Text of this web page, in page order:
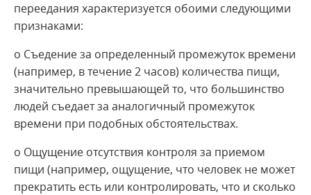
переедания характеризуется обоими следующими
признаками:
o Съедение за определенный промежуток времени
(например, в течение 2 часов) количества пищи,
значительно превышающей то, что большинство
людей съедает за аналогичный промежуток
времени при подобных обстоятельствах.
o Ощущение отсутствия контроля за приемом
пищи (например, ощущение, что человек не может
прекратить есть или контролировать, что и сколько